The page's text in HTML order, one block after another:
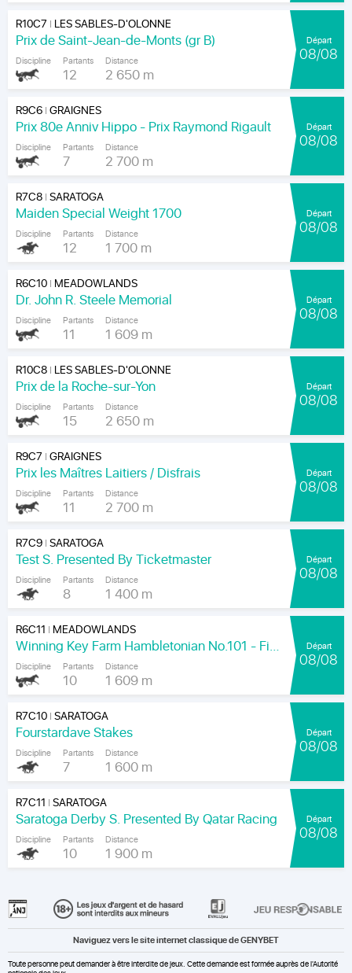
R10C7 | LES SABLES-D'OLONNE
Prix de Saint-Jean-de-Monts (gr B)
Discipline Partants
12
Distance
2 650 m
Départ
08/08
R9C6|GRAIGNES
Prix 80e Anniv Hippo - Prix Raymond Rigault
Discipline Partants
7
Distance
2 700 m
Départ
08/08
R7C8|SARATOGA
Maiden Special Weight 1700
Discipline Partants
12
Distance
1 700 m
Départ
08/08
R6C10| MEADOWLANDS
Dr. John R. Steele Memorial
Discipline Partants
11
Distance
1 609 m
Départ
08/08
R10C8| LES SABLES-D'OLONNE
Prix de la Roche-sur-Yon
Discipline Partants
15
Distance
2 650 m
Départ
08/08
R9C7 |GRAIGNES
Prix les Maîtres Laitiers / Disfrais
Discipline Partants
11
Distance
2 700 m
Départ
08/08
R7C9|SARATOGA
Test S. Presented By Ticketmaster
Discipline Partants
8
Distance
1 400 m
Départ
08/08
R6C11 | MEADOWLANDS
Winning Key Farm Hambletonian No.101 - Final
Discipline Partants
10
Distance
1 609 m
Départ
08/08
R7C10|SARATOGA
Fourstardave Stakes
Discipline Partants
7
Distance
1 600 m
Départ
08/08
R7C11 |SARATOGA
Saratoga Derby S. Presented By Qatar Racing
Discipline Partants
10
Distance
1 900 m
Départ
08/08
Naviguez vers le site internet classique de GENYBET
Toute personne peut demander à être interdite de jeux. Cette demande est formée auprès de l'Autorité